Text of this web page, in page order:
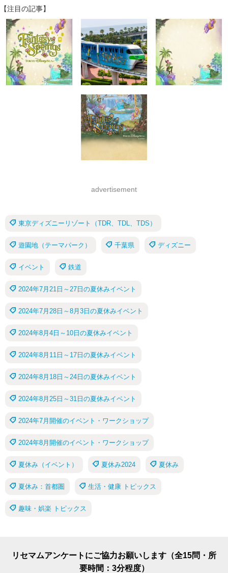
【注目の記事】
advertisement
東京ディズニーリゾート（TDR、TDL、TDS）
遊園地（テーマパーク） 千葉県 ディズニー
イベント 鉄道
2024年7月21日～27日の夏休みイベント
2024年7月28日～8月3日の夏休みイベント
2024年8月4日～10日の夏休みイベント
2024年8月11日～17日の夏休みイベント
2024年8月18日～24日の夏休みイベント
2024年8月25日～31日の夏休みイベント
2024年7月開催のイベント・ワークショップ
2024年8月開催のイベント・ワークショップ
夏休み（イベント） 夏休み2024 夏休み
夏休み：首都圏 生活・健康 トピックス
趣味・娯楽 トピックス
リセマムアンケートにご協力お願いします（全15問・所
要時間：3分程度）